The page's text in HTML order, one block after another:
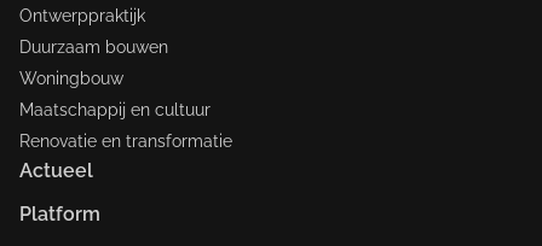
Ontwerppraktijk
Duurzaam bouwen
Woningbouw
Maatschappij en cultuur
Renovatie en transformatie
Actueel
Platform